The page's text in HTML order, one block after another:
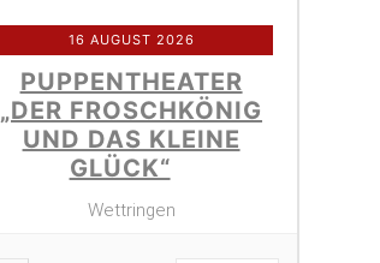
16 AUGUST 2026
PUPPENTHEATER
„DER FROSCHKÖNIG
UND DAS KLEINE
GLÜCK“
Wettringen